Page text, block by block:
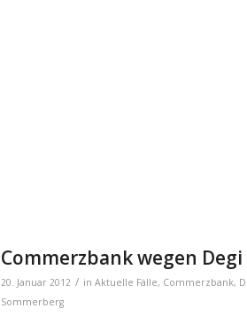
Com­merz­bank wegen
20. Januar 2012 / in Aktuelle Fälle, Commerzbank,
Sommerberg